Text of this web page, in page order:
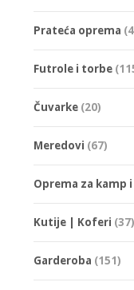
Prateća oprema
Futrole i torbe
Čuvarke (20)
Meredovi (67)
Oprema za kamp
Kutije | Koferi (37)
Garderoba (151)